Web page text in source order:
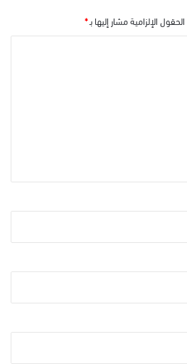
الحقول الإلزامية مشار إليها بـ*